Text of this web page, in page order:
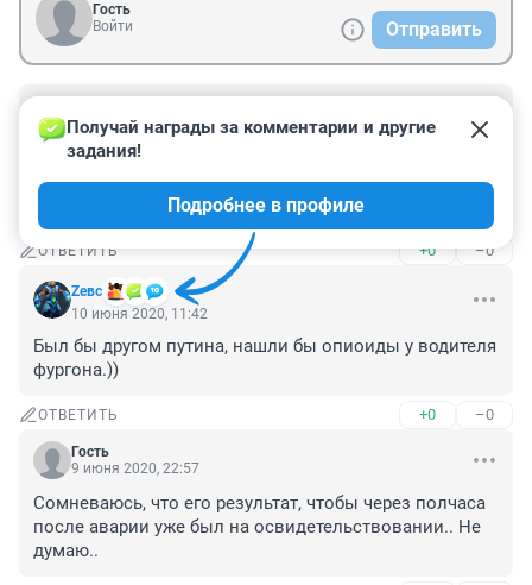
Гость
Войти
Отправить
10 июня 2020, 16:16
россия страна в которой все по букве закона .
в данном, конкретном случае нормы о медицинской
тайне и тайне следствия - в действии.
ОТВЕТИТЬ +0 –0
Zeвс
Получай награды за комментарии и другие
задания!
Подробнее в профиле
10 июня 2020, 11:42
Был бы другом путина, нашли бы опиоиды у водителя
фургона.))
ОТВЕТИТЬ +0 –0
Гость
9 июня 2020, 22:57
Сомневаюсь, что его результат, чтобы через полчаса
после аварии уже был на освидетельствовании.. Не
думаю..